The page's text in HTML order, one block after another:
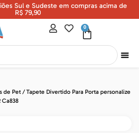
Sul e Sudeste em compras acima de
R$ 79,90
0
de Pet / Tapete Divertido Para Porta personalize
Ca838